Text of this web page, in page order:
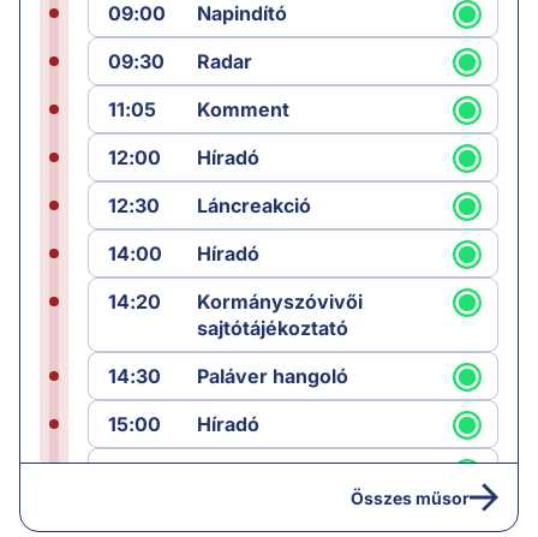
09:00
Napindító
09:30
Radar
11:05
Komment
12:00
Híradó
12:30
Láncreakció
14:00
Híradó
14:20
Kormányszóvivői
sajtótájékoztató
14:30
Paláver hangoló
15:00
Híradó
Összes műsor